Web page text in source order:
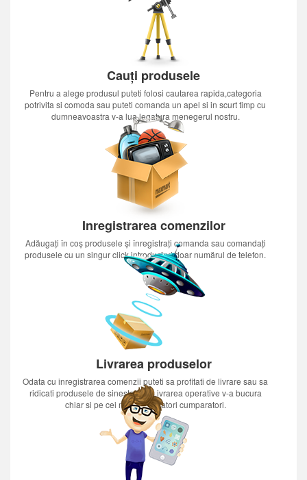
Cauți produsele
Pentru a alege produsul puteti folosi cautarea rapida,categoria
potrivita si comoda sau puteti comanda un apel si in scurt timp cu
dumneavoastra v-a lua legatura menegerul nostru.
Inregistrarea comenzilor
Adăugați în coș produsele și înregistrați comanda sau comandați
produsele cu un singur click introducînd doar numărul de telefon.
Livrarea produselor
Odata cu inregistrarea comenzii puteti sa profitati de livrare sau sa
ridicati produsele de sinestatator.Livrarea operative v-a bucura
chiar si pe cei mai nerabdatori cumparatori.